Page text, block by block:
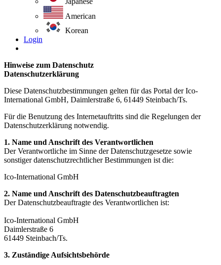
American
Korean
Login
Hinweise zum Datenschutz
Datenschutzerklärung
Diese Datenschutzbestimmungen gelten für das Portal der Ico-
International GmbH, Daimlerstraße 6, 61449 Steinbach/Ts.
Für die Benutzung des Internetauftritts sind die Regelungen der
Datenschutzerklärung notwendig.
1. Name und Anschrift des Verantwortlichen
Der Verantwortliche im Sinne der Datenschutzgesetze sowie
sonstiger datenschutzrechtlicher Bestimmungen ist die:
Ico-International GmbH
2. Name und Anschrift des Datenschutzbeauftragten
Der Datenschutzbeauftragte des Verantwortlichen ist:
Ico-International GmbH
Daimlerstraße 6
61449 Steinbach/Ts.
3. Zuständige Aufsichtsbehörde